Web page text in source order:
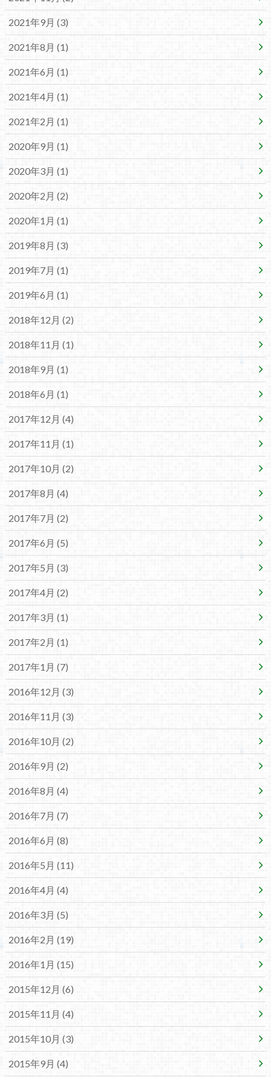
2021年9月 (3)
2021年8月 (1)
2021年6月 (1)
2021年4月 (1)
2021年2月 (1)
2020年9月 (1)
2020年3月 (1)
2020年2月 (2)
2020年1月 (1)
2019年8月 (3)
2019年7月 (1)
2019年6月 (1)
2018年12月 (2)
2018年11月 (1)
2018年9月 (1)
2018年6月 (1)
2017年12月 (4)
2017年11月 (1)
2017年10月 (2)
2017年8月 (4)
2017年7月 (2)
2017年6月 (5)
2017年5月 (3)
2017年4月 (2)
2017年3月 (1)
2017年2月 (1)
2017年1月 (7)
2016年12月 (3)
2016年11月 (3)
2016年10月 (2)
2016年9月 (2)
2016年8月 (4)
2016年7月 (7)
2016年6月 (8)
2016年5月 (11)
2016年4月 (4)
2016年3月 (5)
2016年2月 (19)
2016年1月 (15)
2015年12月 (6)
2015年11月 (4)
2015年10月 (3)
2015年9月 (4)